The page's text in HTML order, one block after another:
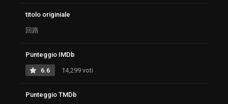
titolo originiale
回路
Punteggio IMDb
6.6 14,299 voti
Punteggio TMDb